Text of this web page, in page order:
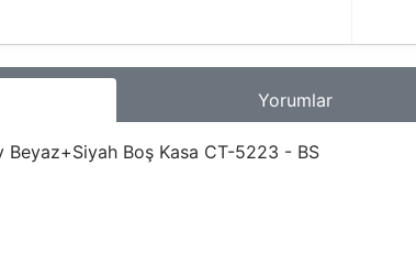
Yorumlar
Beyaz+Siyah Boş Kasa CT-5223 - BS